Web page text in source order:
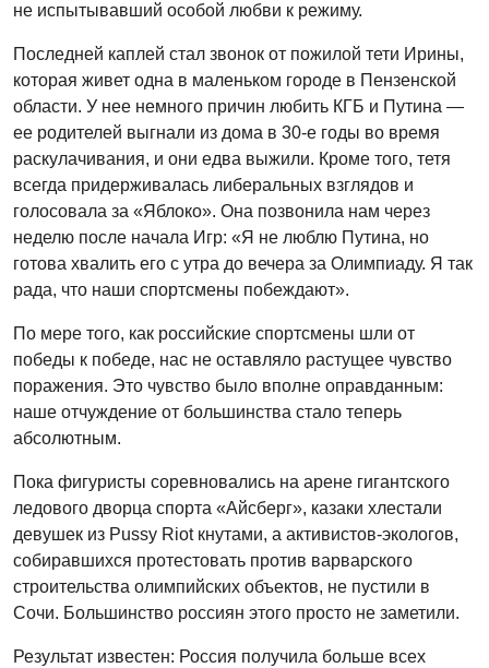
не испытывавший особой любви к режиму.
Последней каплей стал звонок от пожилой тети Ирины,
которая живет одна в маленьком городе в Пензенской
области. У нее немного причин любить КГБ и Путина —
ее родителей выгнали из дома в 30-е годы во время
раскулачивания, и они едва выжили. Кроме того, тетя
всегда придерживалась либеральных взглядов и
голосовала за «Яблоко». Она позвонила нам через
неделю после начала Игр: «Я не люблю Путина, но
готова хвалить его с утра до вечера за Олимпиаду. Я так
рада, что наши спортсмены побеждают».
По мере того, как российские спортсмены шли от
победы к победе, нас не оставляло растущее чувство
поражения. Это чувство было вполне оправданным:
наше отчуждение от большинства стало теперь
абсолютным.
Пока фигуристы соревновались на арене гигантского
ледового дворца спорта «Айсберг», казаки хлестали
девушек из Pussy Riot кнутами, а активистов-экологов,
собиравшихся протестовать против варварского
строительства олимпийских объектов, не пустили в
Сочи. Большинство россиян этого просто не заметили.
Результат известен: Россия получила больше всех